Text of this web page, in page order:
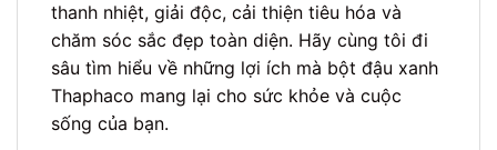
thanh nhiệt, giải độc, cải thiện tiêu hóa và
chăm sóc sắc đẹp toàn diện. Hãy cùng tôi đi
sâu tìm hiểu về những lợi ích mà bột đậu xanh
Thaphaco mang lại cho sức khỏe và cuộc
sống của bạn.